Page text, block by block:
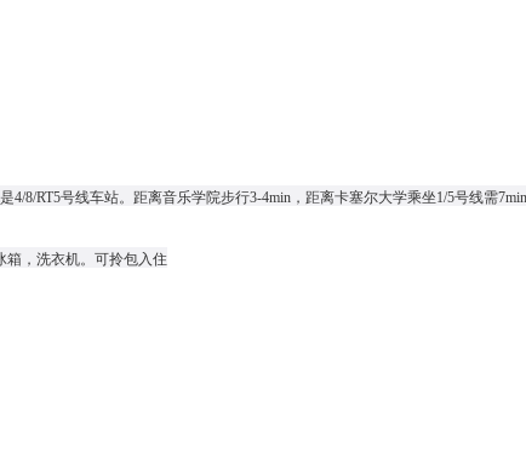
4/8/RT5号线车站。距离音乐学院步行3-4min，距离卡塞尔大学乘坐1/5号线需
箱，洗衣机。可拎包入住